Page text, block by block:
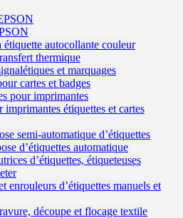
étiquette autocollante couleur
thermique
et marquages
cartes et badges
pour imprimantes
étiquettes et cartes
semi-automatique d’étiquettes
d’étiquettes automatique
d’étiquettes, étiqueteuses
enrouleurs d’étiquettes manuels et
découpe et flocage textile